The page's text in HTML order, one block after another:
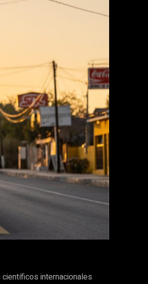
internacionales